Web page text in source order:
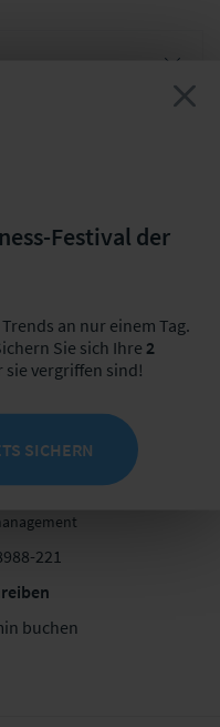
221
buchen
Festival der
an nur einem Tag.
Sie sich Ihre 2
sie vergriffen sind!
SICHERN